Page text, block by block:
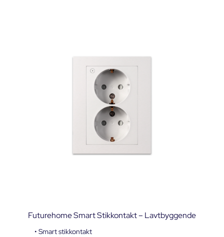
Futurehome Smart Stikkontakt – Lavtbyggende
• Smart stikkontakt